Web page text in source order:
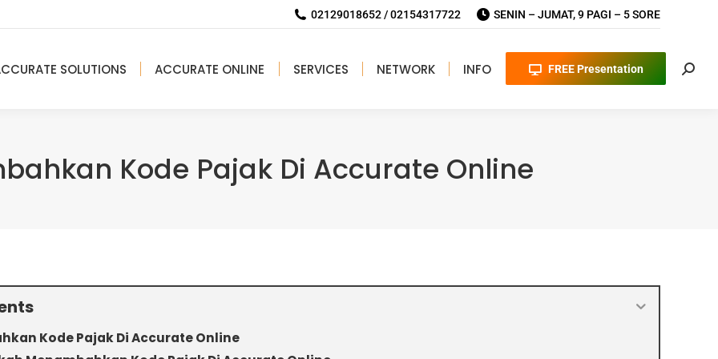
02129018652 / 02154317722 SENIN – JUMAT, 9 PAGI – 5 SORE
SOLUTIONS ACCURATE ONLINE SERVICES NETWORK INFO FREE Presentation
Kode Pajak Di Accurate Online
Kode Pajak Di Accurate Online